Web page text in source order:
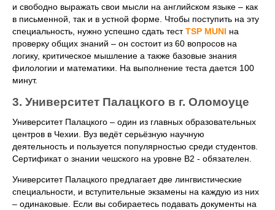
и свободно выражать свои мысли на английском языке – как
в письменной, так и в устной форме. Чтобы поступить на эту
специальность, нужно успешно сдать тестTSP MUNI на
проверку общих знаний – он состоит из 60 вопросов на
логику, критическое мышление а также базовые знания
филологии и математики. На выполнение теста дается 100
минут.
3. Университет Палацкого в г. Оломоуце
Университет Палацкого – один из главных образовательных
центров в Чехии. Вуз ведёт серьёзную научную
деятельность и пользуется популярностью среди студентов.
Сертификат о знании чешского на уровне B2 - обязателен.
Университет Палацкого предлагает две лингвистические
специальности, и вступительные экзамены на каждую из них
– одинаковые. Если вы собираетесь подавать документы на